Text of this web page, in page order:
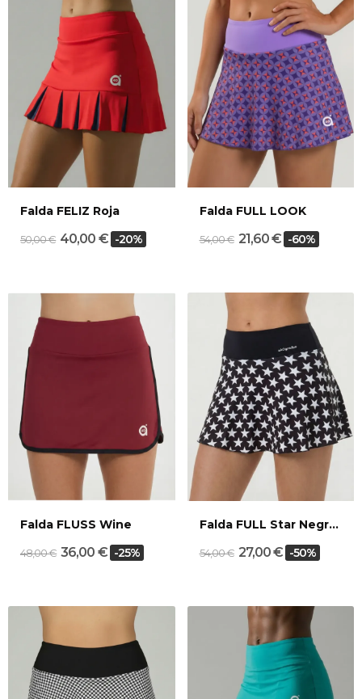
Falda FELIZ Roja
50,00 € 40,00 € -20%
Falda FULL LOOK
54,00 € 21,60 € -60%
Falda FLUSS Wine
48,00 € 36,00 € -25%
Falda FULL Star Negro/Blanco
54,00 € 27,00 € -50%